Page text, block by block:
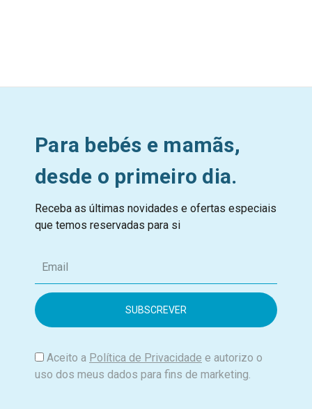
Para bebés e mamãs,
desde o primeiro dia.
Receba as últimas novidades e ofertas especiais
que temos reservadas para si
m
i
Aceito a Política de Privacidade e autorizo o
uso dos meus dados para fins de marketing.